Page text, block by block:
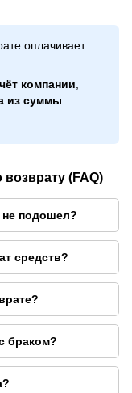
оплачивает
компании,
из суммы
(FAQ)
не подошел?
средств?
браком?